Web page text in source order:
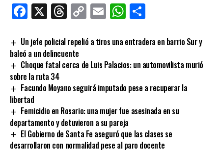
Facebook
X Threads
CopyEmailWhatsApp
Un jefe policial repelió a tiros una entradera en barrio Sur y
baleó a un delincuente
Choque fatal cerca de Luis Palacios: un automovilista murió
sobre la ruta 34
Facundo Moyano seguirá imputado pese a recuperar la
libertad
Femicidio en Rosario: una mujer fue asesinada en su
departamento y detuvieron a su pareja
El Gobierno de Santa Fe aseguró que las clases se
desarrollaron con normalidad pese al paro docente